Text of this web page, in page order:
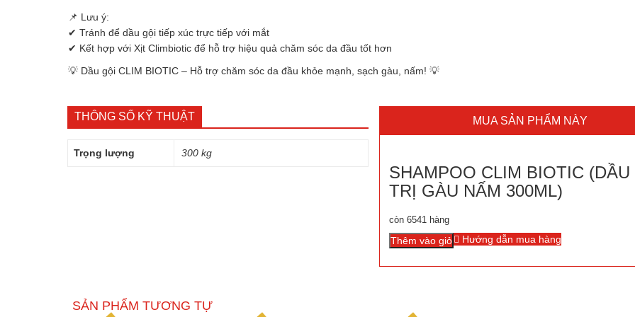
📌 Lưu ý:
✔ Tránh để dầu gội tiếp xúc trực tiếp với mắt
✔ Kết hợp với Xịt Climbiotic để hỗ trợ hiệu quả chăm sóc da đầu tốt hơn
💡 Dầu gội CLIM BIOTIC – Hỗ trợ chăm sóc da đầu khỏe mạnh, sạch gàu, nấm! 💡
THÔNG SỐ KỸ THUẬT
Trọng lượng 300 kg
MUA SẢN PHẨM NÀY
SHAMPOO CLIM BIOTIC (DẦU
TRỊ GÀU NẤM 300ML)
còn 6541 hàng
Thêm vào giỏ Hướng dẫn mua hàng
SẢN PHẨM TƯƠNG TỰ